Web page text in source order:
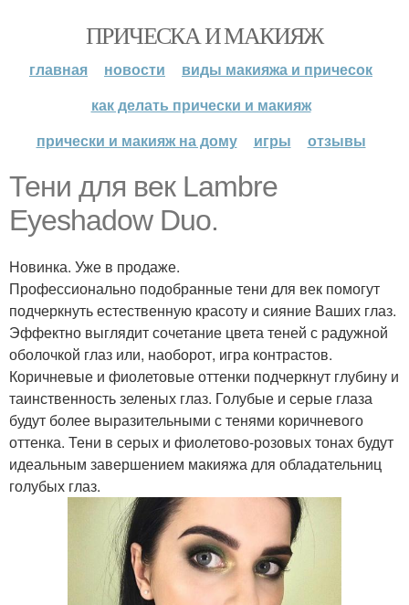
ПРИЧЕСКА И МАКИЯЖ
главная новости
виды макияжа и причесок
как делать прически и макияж
прически и макияж на дому
игры отзывы
Тени для век Lambre
Eyeshadow Duo.
Новинка. Уже в продаже.
Профессионально подобранные тени для век помогут
подчеркнуть естественную красоту и сияние Ваших глаз.
Эффектно выглядит сочетание цвета теней с радужной
оболочкой глаз или, наоборот, игра контрастов.
Коричневые и фиолетовые оттенки подчеркнут глубину и
таинственность зеленых глаз. Голубые и серые глаза
будут более выразительными с тенями коричневого
оттенка. Тени в серых и фиолетово-розовых тонах будут
идеальным завершением макияжа для обладательниц
голубых глаз.